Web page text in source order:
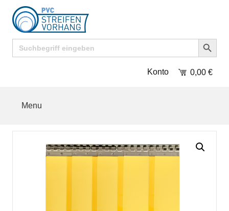
Search
for:
Search Button
Konto 0,00 €
Menu